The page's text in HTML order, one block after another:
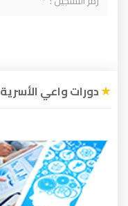
دورات واعي الأسرية